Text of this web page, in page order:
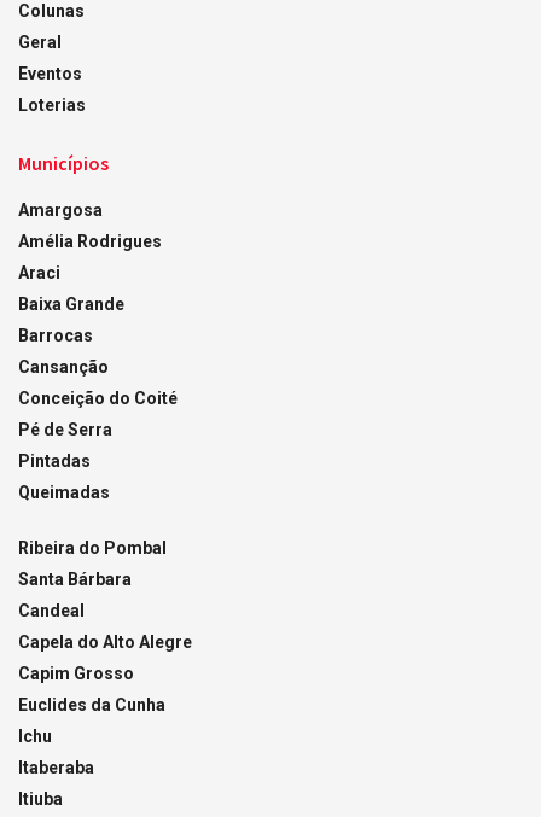
Colunas
Geral
Eventos
Loterias
Municípios
Amargosa
Amélia Rodrigues
Araci
Baixa Grande
Barrocas
Cansanção
Conceição do Coité
Pé de Serra
Pintadas
Queimadas
Ribeira do Pombal
Santa Bárbara
Candeal
Capela do Alto Alegre
Capim Grosso
Euclides da Cunha
Ichu
Itaberaba
Itiuba